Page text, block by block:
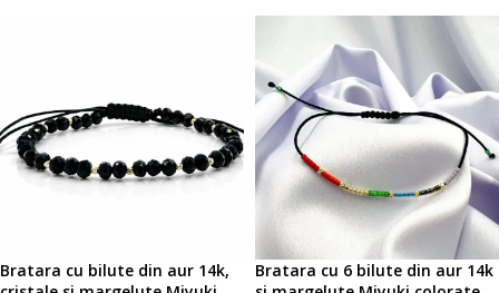
Bratara cu bilute din aur 14k,
Bratara cu 6 bilute din aur 14k